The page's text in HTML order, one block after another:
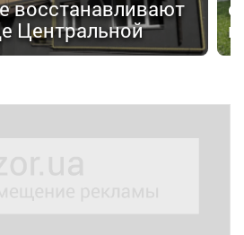
восстанавливают
Центральной